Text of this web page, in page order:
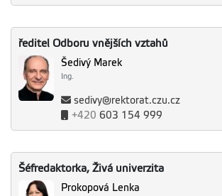
ředitel Odboru vnějších vztahů
Šedivý Marek
Ing.
sedivy@rektorat.czu.cz
+420 603 154 999
Šéfredaktorka, Živá univerzita
Prokopová Lenka